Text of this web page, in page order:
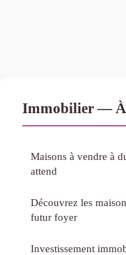
Immobilier — À
Maisons à vendre à
attend
Découvrez les
futur foyer
Investissement